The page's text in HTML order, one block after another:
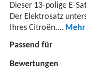
Dieser 13-polige E-
Der Elektrosatz
Ihres Citroën.… Mehr
Passend für
Bewertungen